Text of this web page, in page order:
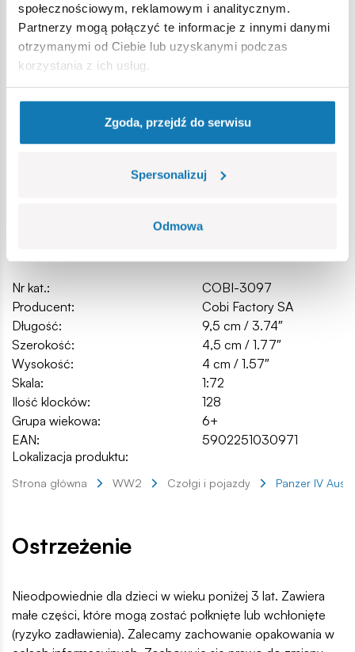
społecznościowym, reklamowym i analitycznym.
Partnerzy mogą połączyć te informacje z innymi danymi
otrzymanymi od Ciebie lub uzyskanymi podczas
korzystania z ich usług.
Zgoda, przejdź do serwisu
Spersonalizuj
Odmowa
spełniają normy bezpieczeństwa dotyczące produktów
dla dzieci,
w pełni kompatybilne z innymi markami klocków
konstrukcyjnych,
klocki z nadrukami nie odkształcają się i nie bledną w
czytelna i intuicyjna instrukcja oparta na rysunkach i
ikonach,
Wymiary modelu (dł x wys): 9,5 cm (3.74”) x 4 cm (1.57”)
Nr kat.:
COBI-3097
Producent:
Cobi Factory SA
Długość:
9,5 cm / 3.74″
Szerokość:
4,5 cm / 1.77″
Wysokość:
4 cm / 1.57″
Skala:
1:72
Ilość klocków:
128
Grupa wiekowa:
6+
EAN:
5902251030971
Lokalizacja produktu:
Strona główna WW2 Czołgi i pojazdy Panzer IV Ausf.
Ostrzeżenie
Nieodpowiednie dla dzieci w wieku poniżej 3 lat. Zawiera
małe części, które mogą zostać połknięte lub wchłonięte
(ryzyko zadławienia). Zalecamy zachowanie opakowania w